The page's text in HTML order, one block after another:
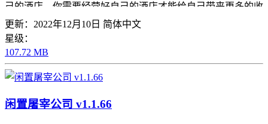
己的酒店，你需要经营好自己的酒店才能给自己带来更多的收
益，通过任务还可以解锁很多的区域让住店的旅客可以享受酒
店里的各种服务，你的服务态度好不好都是很重要的，你想要
自己的酒店生意越做越好，就需要玩家自己的经营能力。
更新：2022年12月10日 简体中文
星级：
107.72 MB
闲置屠宰公司 v1.1.66